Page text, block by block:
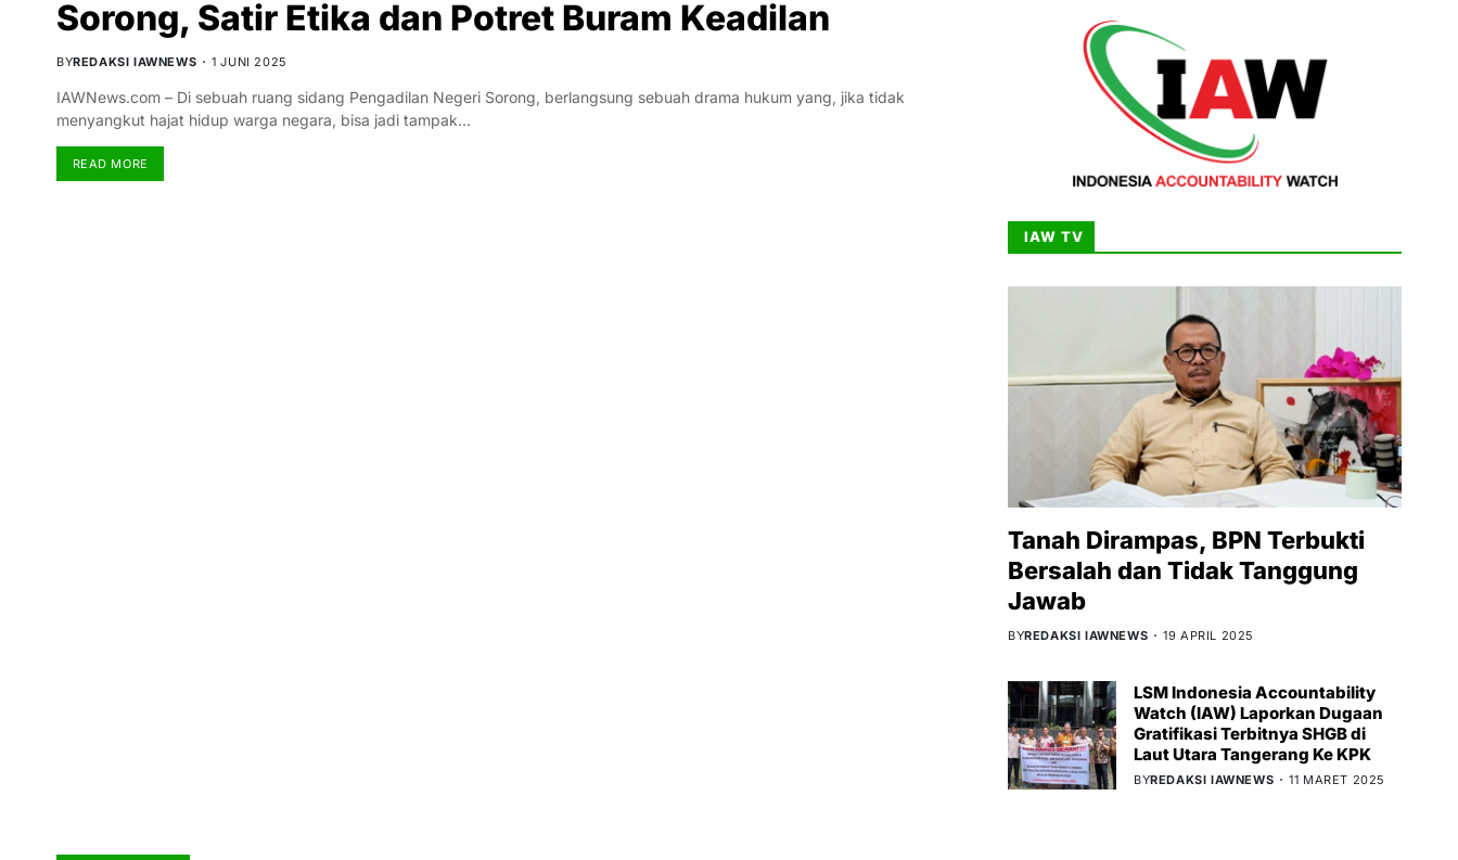
Sorong, Satir Etika dan Potret Buram Keadilan
BYREDAKSI IAWNEWS 1 JUNI 2025
IAWNews.com – Di sebuah ruang sidang Pengadilan Negeri Sorong, berlangsung sebuah drama hukum yang, jika tidak
menyangkut hajat hidup warga negara, bisa jadi tampak…
READ MORE
IAW TV
Tanah Dirampas, BPN Terbukti
Bersalah dan Tidak Tanggung
Jawab
BYREDAKSI IAWNEWS 19 APRIL 2025
LSM Indonesia Accountability
Watch (IAW) Laporkan Dugaan
Gratifikasi Terbitnya SHGB di
Laut Utara Tangerang Ke KPK
BYREDAKSI IAWNEWS 11 MARET 2025